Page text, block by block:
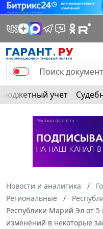
Бюджетный учет
Новости и аналитика
Региональные
Республики Марий Эл от
изменений в некоторые